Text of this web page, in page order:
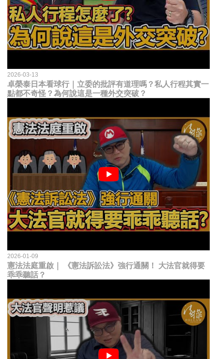
2026-03-13
卓榮泰日本看球行｜立委的批評有道理嗎？私人行程其實一
點都不奇怪？為何說這是一種外交突破？
2026-01-09
憲法法庭重啟｜ 《憲法訴訟法》強行通關！ 大法官就得要
乖乖聽話？